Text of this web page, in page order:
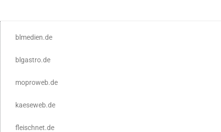
blmedien.de
blgastro.de
moproweb.de
kaeseweb.de
fleischnet.de